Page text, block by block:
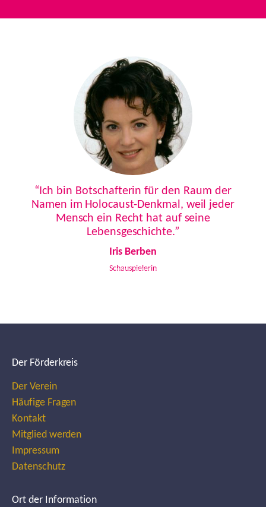
“Ich bin Botschafterin für den Raum der
Namen im Holocaust-Denkmal, weil jeder
Mensch ein Recht hat auf seine
Lebensgeschichte.”
Iris Berben
Schauspielerin
Der Förderkreis
Der Verein
Häufige Fragen
Kontakt
Mitglied werden
Impressum
Datenschutz
Ort der Information